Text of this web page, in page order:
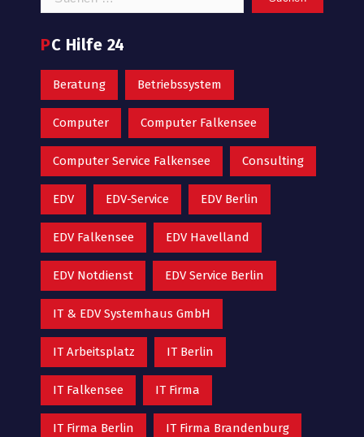
PC Hilfe 24
Beratung Betriebssystem
Computer Computer Falkensee
Computer Service Falkensee Consulting
EDV EDV-Service EDV Berlin
EDV Falkensee EDV Havelland
EDV Notdienst EDV Service Berlin
IT & EDV Systemhaus GmbH
IT Arbeitsplatz IT Berlin
IT Falkensee IT Firma
IT Firma Berlin IT Firma Brandenburg